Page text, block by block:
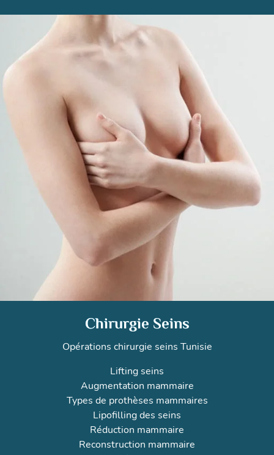
Chirurgie Seins
Opérations chirurgie seins Tunisie
Lifting seins
Augmentation mammaire
Types de prothèses mammaires
Lipofilling des seins
Réduction mammaire
Reconstruction mammaire